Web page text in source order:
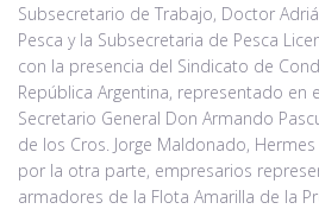
Subsecretario de Trabajo, Doctor
Pesca y la Subsecretaria de Pesca
con la presencia del Sindicato de
República Argentina, representado en
Secretario General Don Armando
de los Cros. Jorge Maldonado,
por la otra parte, empresarios
armadores de la Flota Amarilla de la